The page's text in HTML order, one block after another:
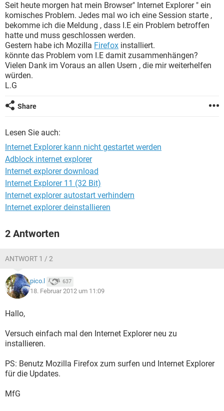
FACEBOOK HARDWARE
WINDOWS 10 INSTAGRAM
WHATSAPP TIKTOK
FACEBOOK HARDWARE
Seit heute morgen hat mein Browser" Internet Explorer " ein
komisches Problem. Jedes mal wo ich eine Session starte ,
bekomme ich die Meldung , dass I.E ein Problem betroffen
hatte und muss geschlossen werden.
Gestern habe ich Mozilla Firefox installiert.
könnte das Problem vom I.E damit zusammenhängen?
Vielen Dank im Voraus an allen Usern , die mir weiterhelfen
würden.
L.G
Share
Lesen Sie auch:
Internet Explorer kann nicht gestartet werden
Adblock internet explorer
Internet explorer download
Internet Explorer 11 (32 Bit)
Internet explorer autostart verhindern
Internet explorer deinstallieren
2 Antworten
ANTWORT 1 / 2
pico.l 637
18. Februar 2012 um 11:09
Hallo,
Versuch einfach mal den Internet Explorer neu zu
installieren.
PS: Benutz Mozilla Firefox zum surfen und Internet Explorer
für die Updates.
MfG